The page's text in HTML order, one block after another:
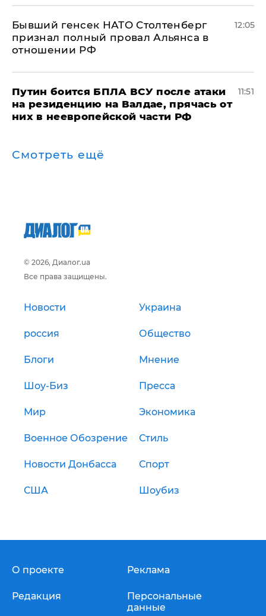
Бывший генсек НАТО Столтенберг
признал полный провал Альянса в
отношении РФ
12:05
Путин боится БПЛА ВСУ после атаки
на резиденцию на Валдае, прячась от
них в неевропейской части РФ
11:51
Смотреть ещё
© 2026, Диалог.ua
Все права защищены.
Новости Украина
россия Общество
Блоги Мнение
Шоу-Биз Пресса
Мир Экономика
Военное Обозрение Стиль
Новости Донбасса Спорт
США Шоубиз
О проекте
Редакция
Реклама
Персональные
данные